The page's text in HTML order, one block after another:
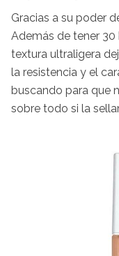
Gracias a su poder
Además de tener 30
textura ultraligera
la resistencia y el
buscando para que
sobre todo si la